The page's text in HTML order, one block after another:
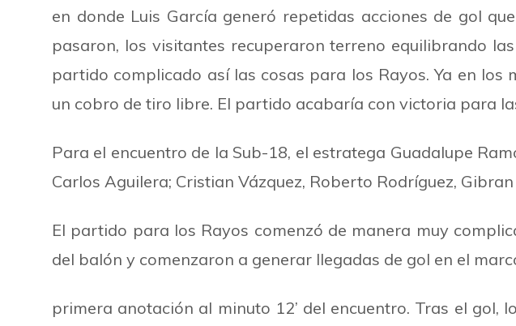
en donde Luis García generó repetidas acciones de gol
pasaron, los visitantes recuperaron terreno equilibrando
partido complicado así las cosas para los Rayos. Ya en
un cobro de tiro libre. El partido acabaría con victoria para
Para el encuentro de la Sub-18, el estratega Guadalupe
Carlos Aguilera; Cristian Vázquez, Roberto Rodríguez,
El partido para los Rayos comenzó de manera muy
del balón y comenzaron a generar llegadas de gol en el
primera anotación al minuto 12’ del encuentro. Tras el gol,